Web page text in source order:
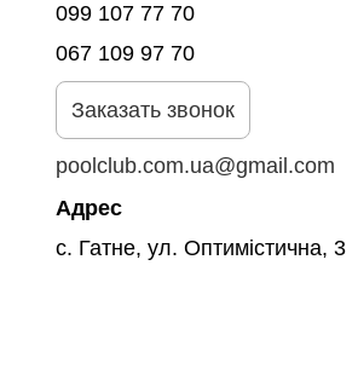
099 107 77 70
067 109 97 70
Заказать звонок
poolclub.com.ua@gmail.com
Адрес
с. Гатне, ул. Оптимістична, 3